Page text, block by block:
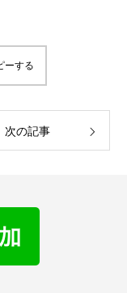
ーする
次の記事